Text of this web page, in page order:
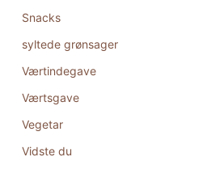
Snacks
syltede grønsager
Værtindegave
Værtsgave
Vegetar
Vidste du